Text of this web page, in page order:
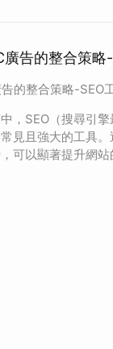
廣告的整合策略
的整合策略-SEO
，SEO（搜尋引
見且強大的工具
可以顯著提升網